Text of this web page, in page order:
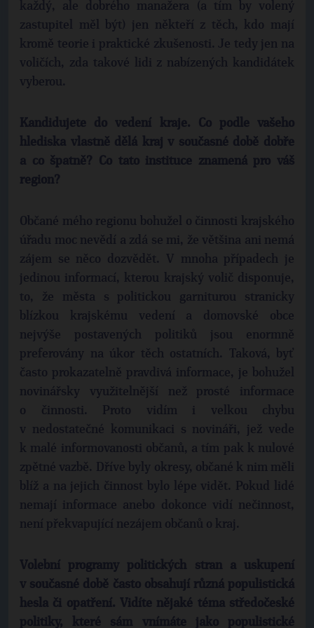
každý, ale dobrého manažera (a tím by volený
zastupitel měl být) jen někteří z těch, kdo mají
kromě teorie i praktické zkušenosti. Je tedy jen na
voličích, zda takové lidi z nabízených kandidátek
vyberou.
Kandidujete do vedení kraje. Co podle vašeho
hlediska vlastně dělá kraj v současné době dobře
a co špatně? Co tato instituce znamená pro váš
region?
Občané mého regionu bohužel o činnosti krajského
úřadu moc nevědí a zdá se mi, že většina ani nemá
zájem se něco dozvědět. V mnoha případech je
jedinou informací, kterou krajský volič disponuje,
to, že města s politickou garniturou stranicky
blízkou krajskému vedení a domovské obce
nejvýše postavených politiků jsou enormně
preferovány na úkor těch ostatních. Taková, byť
často prokazatelně pravdivá informace, je bohužel
novinářsky využitelnější než prosté informace
o činnosti. Proto vidím i velkou chybu
v nedostatečné komunikaci s novináři, jež vede
k malé informovanosti občanů, a tím pak k nulové
zpětné vazbě. Dříve byly okresy, občané k nim měli
blíž a na jejich činnost bylo lépe vidět. Pokud lidé
nemají informace anebo dokonce vidí nečinnost,
není překvapující nezájem občanů o kraj.
Volební programy politických stran a uskupení
v současné době často obsahují různá populistická
hesla či opatření. Vidíte nějaké téma středočeské
politiky, které sám vnímáte jako populistické